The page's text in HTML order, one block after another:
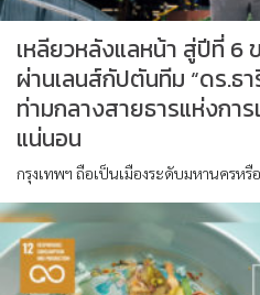
เหลียวหลังแลหน้า สู่ปีที่ 6
ผ่านเลนส์กัปตันทีม “ดร.
ท่ามกลางสายธารแห่งการ
แน่นอน
กรุงเทพฯ ถือเป็นเมืองระดับมหานครหรื